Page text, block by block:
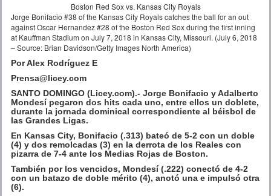
Boston Red Sox vs. Kansas City Royals
Jorge Bonifacio #38 of the Kansas City Royals catches the ball for an out
against Oscar Hernandez #28 of the Boston Red Sox during the first inning
at Kauffman Stadium on July 7, 2018 in Kansas City, Missouri. (July 6, 2018
– Source: Brian Davidson/Getty Images North America)
Por Alex Rodríguez E
Prensa@licey.com
SANTO DOMINGO (Licey.com).- Jorge Bonifacio y Adalberto
Mondesí pegaron dos hits cada uno, entre ellos un doblete,
durante la jornada dominical correspondiente al béisbol de
las Grandes Ligas.
En Kansas City, Bonifacio (.313) bateó de 5-2 con un doble
(4) y dos remolcadas (3) en la derrota de los Reales con
pizarra de 7-4 ante los Medias Rojas de Boston.
También por los vencidos, Mondesí (.222) conectó de 4-2
con un batazo de doble mérito (4), anotó una e impulsó otra
(6).